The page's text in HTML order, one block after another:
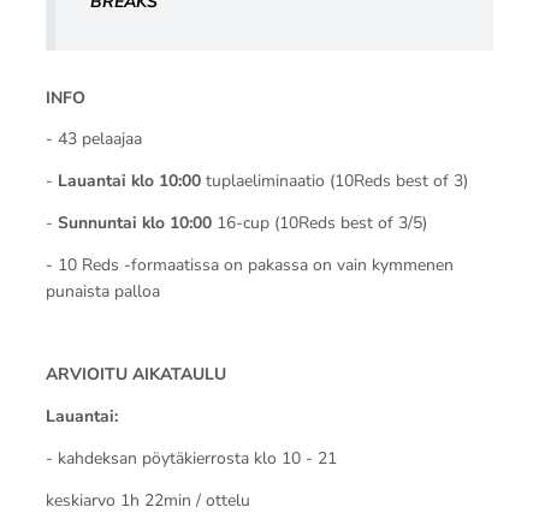
INFO
- 43 pelaajaa
- Lauantai klo 10:00 tuplaeliminaatio (10Reds best of 3)
- Sunnuntai klo 10:00 16-cup (10Reds best of 3/5)
- 10 Reds -formaatissa on pakassa on vain kymmenen
punaista palloa
ARVIOITU AIKATAULU
Lauantai:
- kahdeksan pöytäkierrosta klo 10 - 21
keskiarvo 1h 22min / ottelu